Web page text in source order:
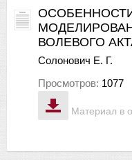
Материал в
ВОЛЕВОГО
Солонович Е. Г.
Просмотров: 1077